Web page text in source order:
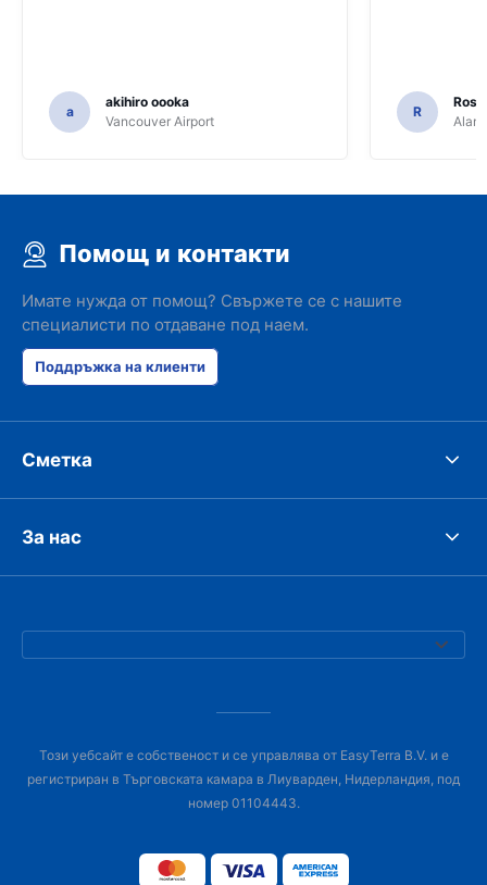
a
akihiro oooka
Vancouver Airport
R
Помощ и контакти
Имате нужда от помощ? Свържете се с нашите
специалисти по отдаване под наем.
Поддръжка на клиенти
Сметка
За нас
Този уебсайт е собственост и се управлява от EasyTerra B.V. и е
регистриран в Търговската камара в Лиуварден, Нидерландия, под
номер 01104443.